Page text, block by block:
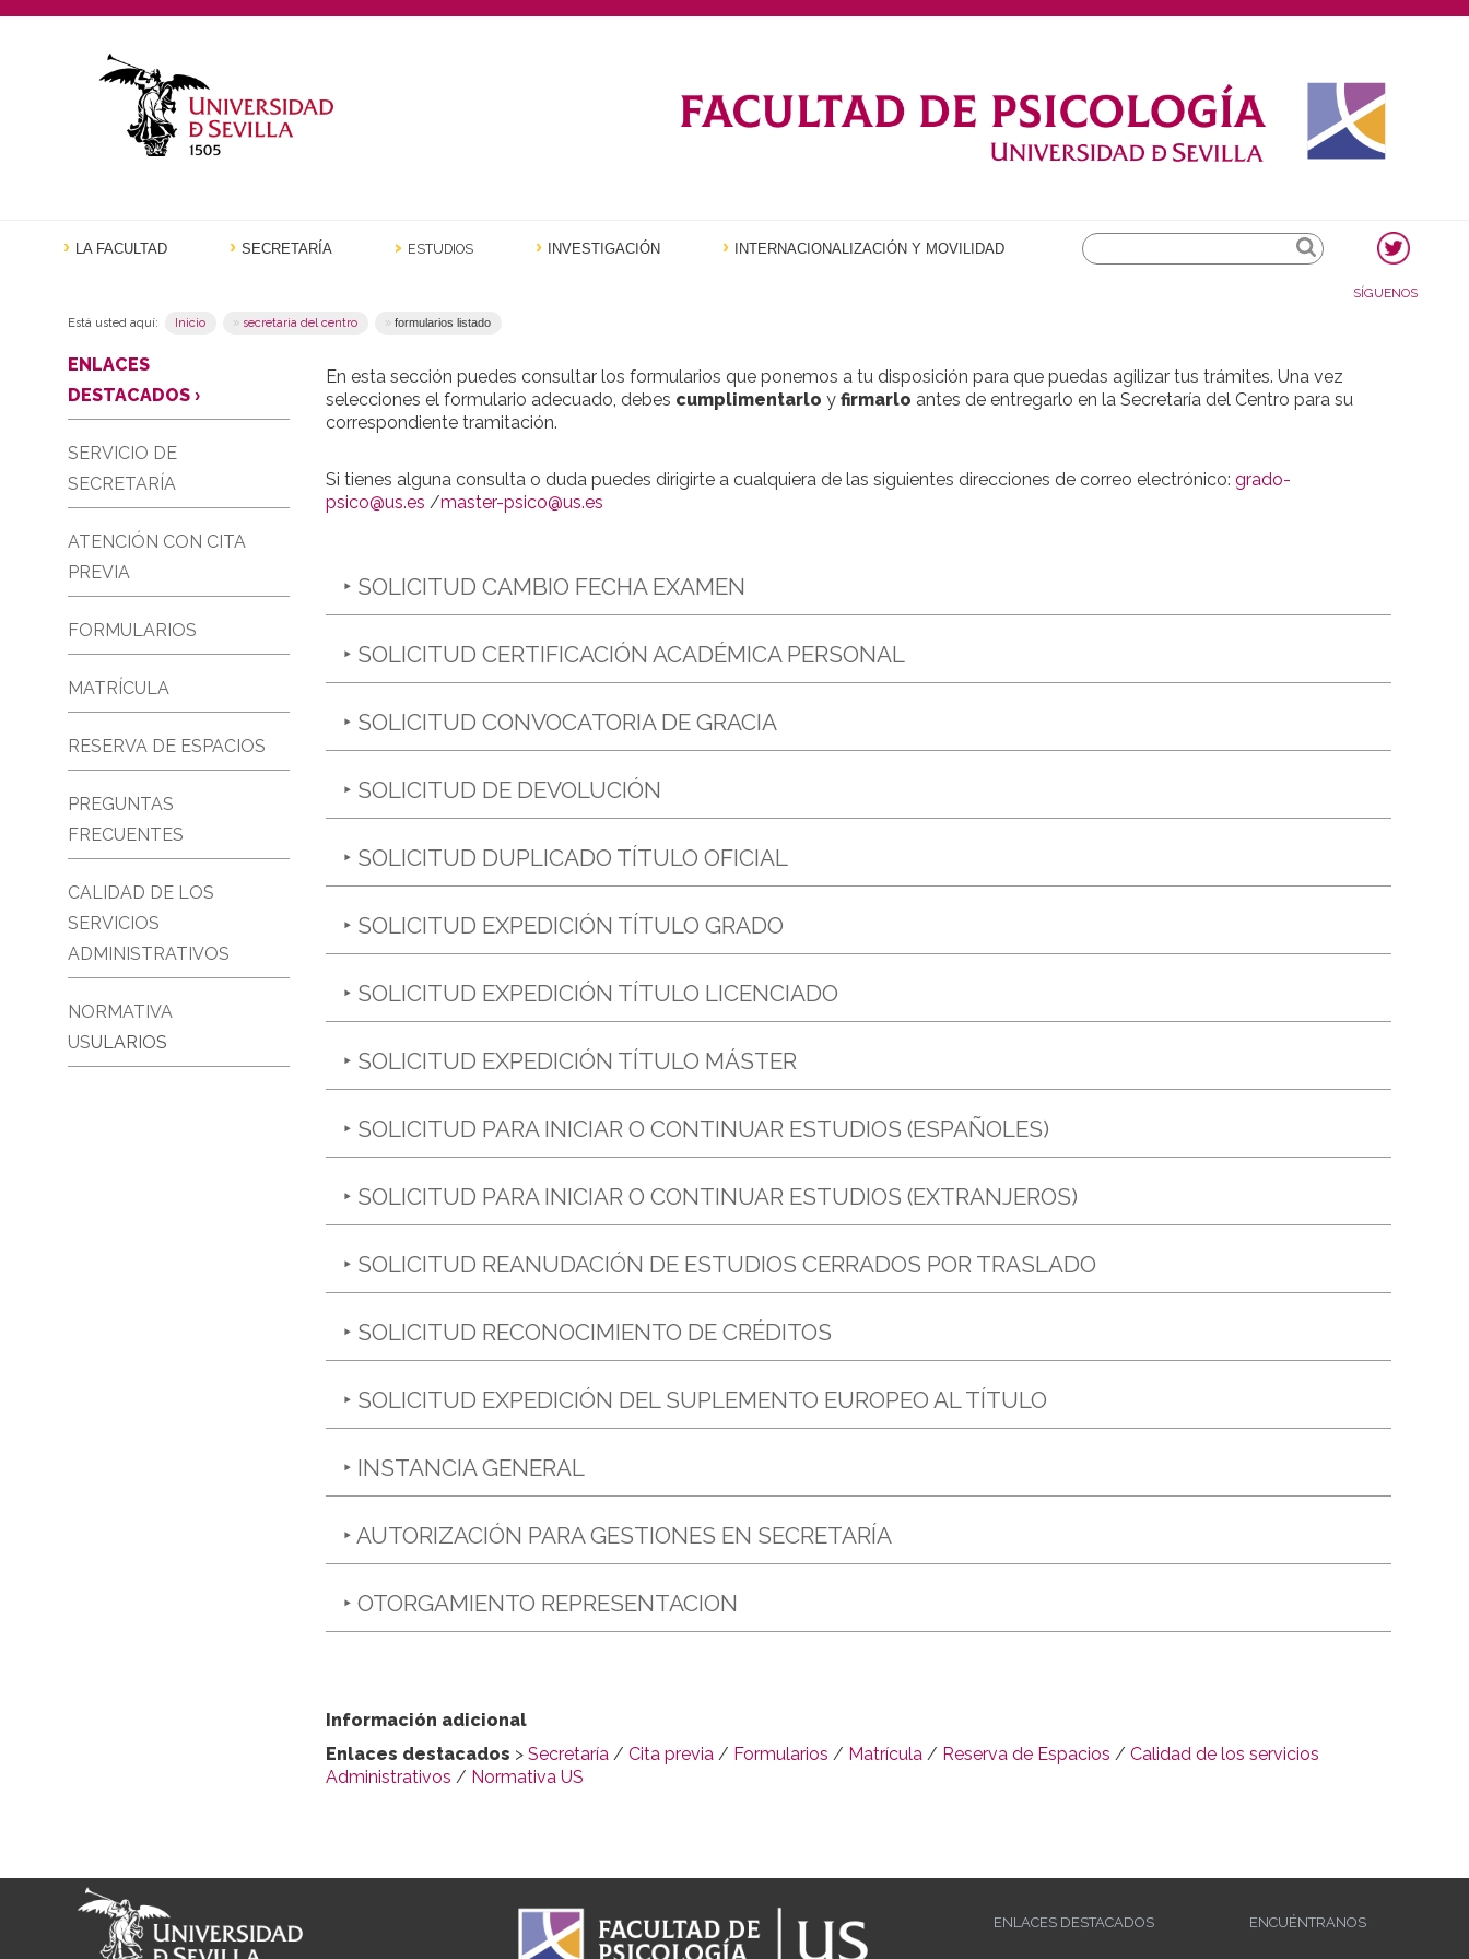
LA FACULTAD SECRETARÍA ESTUDIOS INVESTIGACIÓN INTERNACIONALIZACIÓN Y MOVILIDAD
Search
SÍGUENOS
Está usted aquí: Inicio secretaria del centro formularios listado
ENLACES
DESTACADOS ›
SERVICIO DE
SECRETARÍA
ATENCIÓN CON CITA
PREVIA
FORMULARIOS
MATRÍCULA
RESERVA DE ESPACIOS
PREGUNTAS
FRECUENTES
CALIDAD DE LOS
SERVICIOS
ADMINISTRATIVOS
NORMATIVA
USULARIOS
En esta sección puedes consultar los formularios que ponemos a tu disposición para que puedas agilizar tus trámites. Una vez
selecciones el formulario adecuado, debes cumplimentarlo y firmarlo antes de entregarlo en la Secretaría del Centro para su
correspondiente tramitación.
Si tienes alguna consulta o duda puedes dirigirte a cualquiera de las siguientes direcciones de correo electrónico: grado-
psico@us.es /master-psico@us.es
‣ SOLICITUD CAMBIO FECHA EXAMEN
‣ SOLICITUD CERTIFICACIÓN ACADÉMICA PERSONAL
‣ SOLICITUD CONVOCATORIA DE GRACIA
‣ SOLICITUD DE DEVOLUCIÓN
‣ SOLICITUD DUPLICADO TÍTULO OFICIAL
‣ SOLICITUD EXPEDICIÓN TÍTULO GRADO
‣ SOLICITUD EXPEDICIÓN TÍTULO LICENCIADO
‣ SOLICITUD EXPEDICIÓN TÍTULO MÁSTER
‣ SOLICITUD PARA INICIAR O CONTINUAR ESTUDIOS (ESPAÑOLES)
‣ SOLICITUD PARA INICIAR O CONTINUAR ESTUDIOS (EXTRANJEROS)
‣ SOLICITUD REANUDACIÓN DE ESTUDIOS CERRADOS POR TRASLADO
‣ SOLICITUD RECONOCIMIENTO DE CRÉDITOS
‣ SOLICITUD EXPEDICIÓN DEL SUPLEMENTO EUROPEO AL TÍTULO
‣ INSTANCIA GENERAL
‣ AUTORIZACIÓN PARA GESTIONES EN SECRETARÍA
‣ OTORGAMIENTO REPRESENTACION
Información adicional
Enlaces destacados > Secretaría / Cita previa / Formularios / Matrícula / Reserva de Espacios / Calidad de los servicios
Administrativos / Normativa US
ENLACES DESTACADOS ENCUÉNTRANOS